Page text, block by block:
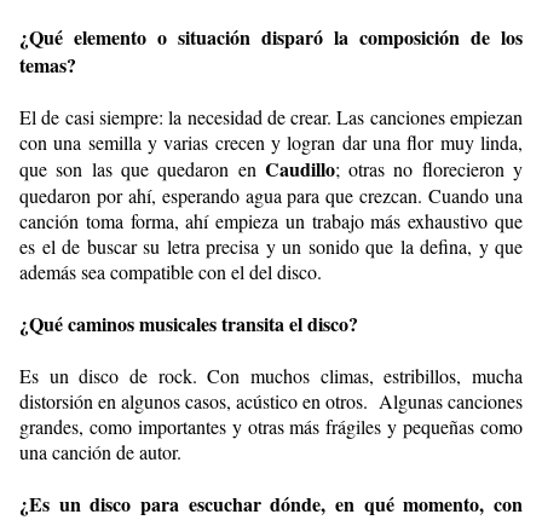
¿Qué elemento o situación disparó la composición de los
temas?
El de casi siempre: la necesidad de crear. Las canciones empiezan
con una semilla y varias crecen y logran dar una flor muy linda,
que son las que quedaron en Caudillo; otras no florecieron y
quedaron por ahí, esperando agua para que crezcan. Cuando una
canción toma forma, ahí empieza un trabajo más exhaustivo que
es el de buscar su letra precisa y un sonido que la defina, y que
además sea compatible con el del disco.
¿Qué caminos musicales transita el disco?
Es un disco de rock. Con muchos climas, estribillos, mucha
distorsión en algunos casos, acústico en otros. Algunas canciones
grandes, como importantes y otras más frágiles y pequeñas como
una canción de autor.
¿Es un disco para escuchar dónde, en qué momento, con